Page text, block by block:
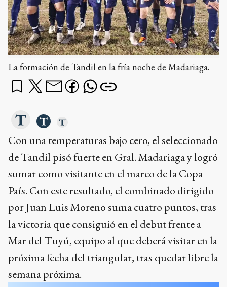
La formación de Tandil en la fría noche de Madariaga.
Con una temperaturas bajo cero, el seleccionado
de Tandil pisó fuerte en Gral. Madariaga y logró
sumar como visitante en el marco de la Copa
País. Con este resultado, el combinado dirigido
por Juan Luis Moreno suma cuatro puntos, tras
la victoria que consiguió en el debut frente a
Mar del Tuyú, equipo al que deberá visitar en la
próxima fecha del triangular, tras quedar libre la
semana próxima.